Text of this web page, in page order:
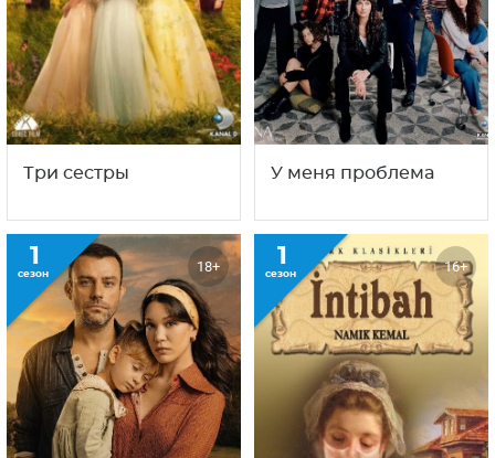
Три сестры У меня проблема
1
сезон 18+ 1
сезон 16+